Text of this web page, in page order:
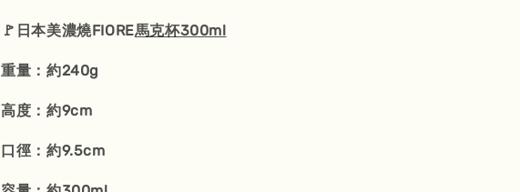
🚩日本美濃燒FIORE馬克杯300ml
重量：約240g
高度：約9cm
口徑：約9.5cm